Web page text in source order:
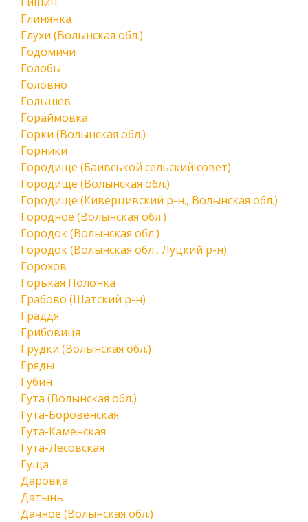
Глинянка
Глухи (Волынская обл.)
Годомичи
Голобы
Головно
Голышев
Гораймовка
Горки (Волынская обл.)
Горники
Городище (Баивськой сельский совет)
Городище (Волынская обл.)
Городище (Киверцивский р-н., Волынская обл.)
Городное (Волынская обл.)
Городок (Волынская обл.)
Городок (Волынская обл., Луцкий р-н)
Горохов
Горькая Полонка
Грабово (Шатский р-н)
Граддя
Грибовиця
Грудки (Волынская обл.)
Гряды
Губин
Гута (Волынская обл.)
Гута-Боровенская
Гута-Каменская
Гута-Лесовская
Гуща
Даровка
Датынь
Дачное (Волынская обл.)